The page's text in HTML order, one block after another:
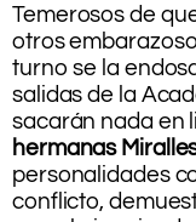
Temerosos de
otros
turno se la
salidas de la
sacarán nada en
hermanas
personalidades
conflicto,